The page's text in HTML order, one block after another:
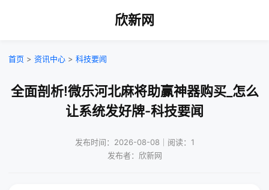
欣新网
首页 > 资讯中心 > 科技要闻
全面剖析!微乐河北麻将助赢神器购买_怎么
让系统发好牌-科技要闻
发布时间：2026-08-08｜阅读：1
发布者：欣新网